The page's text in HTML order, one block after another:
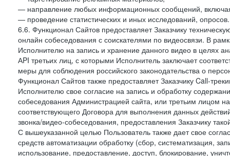
— направление любых информационных сообщений,
— проведение статистических и иных исследований, опросов.
6.6. Функционал Сайтов предоставляет Заказчику
онлайн собеседования с соискателями по видеосвязи. В
Исполнителю на запись и хранение данного видео в целях
АPI третьих лиц, с которыми Исполнитель заключает
меры для соблюдения российского законодательства о
Функционал Сайтов также предоставляет Заказчику Call-
Исполнителю свое согласие на запись и обработку
собеседования Администрацией сайта, или третьим лицом
соответствующего Договора для выполнения данных
звонка/видео-собеседования, предоставления Заказчику
С вышеуказанной целью Пользователь также дает свое
средств автоматизации обработку (сбор, систематизация,
использование, предоставление, доступ, блокирование,